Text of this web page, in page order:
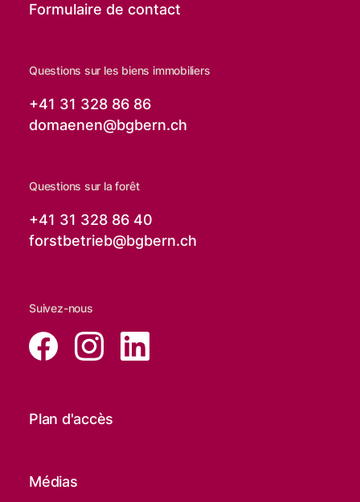
Formulaire de contact
Questions sur les biens immobiliers
+41 31 328 86 86
domaenen@bgbern.ch
Questions sur la forêt
+41 31 328 86 40
forstbetrieb@bgbern.ch
Suivez-nous
Plan d'accès
Médias